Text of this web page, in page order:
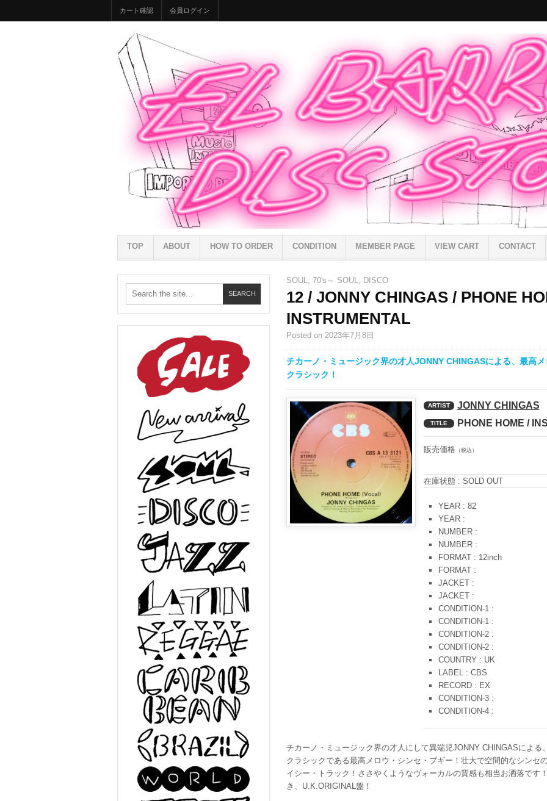
カート確認 会員ログイン
TOP ABOUT HOW TO ORDER CONDITION MEMBER PAGE VIEW CART CONTACT
SOUL, 70's～ SOUL, DISCO
12 / JONNY CHINGAS / PHONE
INSTRUMENTAL
Posted on 2023年7月8日
チカーノ・ミュージック界の才人JONNY CHINGASによる、最高
クラシック！
ARTIST JONNY CHINGAS
TITLE PHONE HOME /
販売価格（税込）
在庫状態 : SOLD OUT
YEAR : 82
YEAR :
NUMBER :
NUMBER :
FORMAT : 12inch
FORMAT :
JACKET :
JACKET :
CONDITION-1 :
CONDITION-1 :
CONDITION-2 :
CONDITION-2 :
COUNTRY : UK
LABEL : CBS
RECORD : EX
CONDITION-3 :
CONDITION-4 :
チカーノ・ミュージック界の才人にして異端児JONNY CHINGASによ
クラシックである最高メロウ・シンセ・ブギー！壮大で空間的なシンセ
イシー・トラック！ささやくようなヴォーカルの質感も相当お洒落です
き、U.K.ORIGINAL盤！